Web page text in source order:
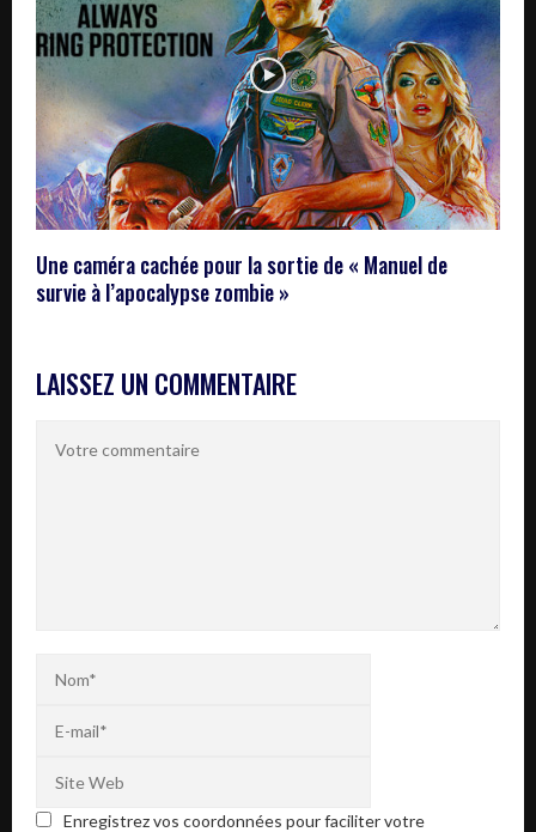
Une caméra cachée pour la sortie de « Manuel de
survie à l’apocalypse zombie »
LAISSEZ UN COMMENTAIRE
Enregistrez vos coordonnées pour faciliter votre